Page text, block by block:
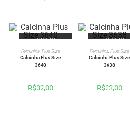
FORA DE
VER OPÇÕES
Feminina, Plus Size
Calcinha Plus Size
3640
R$32,00
FORA DE
VER OPÇÕES
Feminina, Plus Size
Calcinha Plus Size
3638
R$32,00